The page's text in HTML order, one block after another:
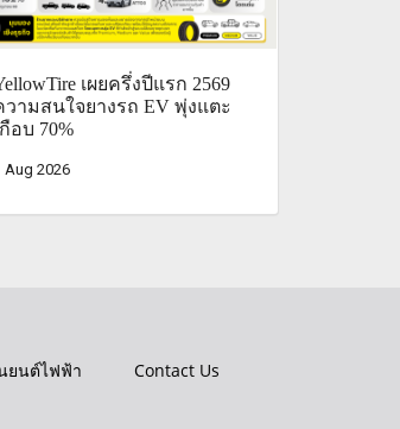
เผยครึ่งปีแรก 2569
วามสนใจยางรถ EV พุ่งแตะ
กือบ 70%
Aug 2026
ยนต์ไฟฟ้า
Contact Us